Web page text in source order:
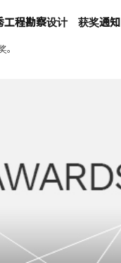
工程勘察设计 获奖通知